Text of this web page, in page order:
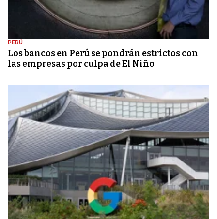
PERÚ
Los bancos en Perú se pondrán estrictos con
las empresas por culpa de El Niño